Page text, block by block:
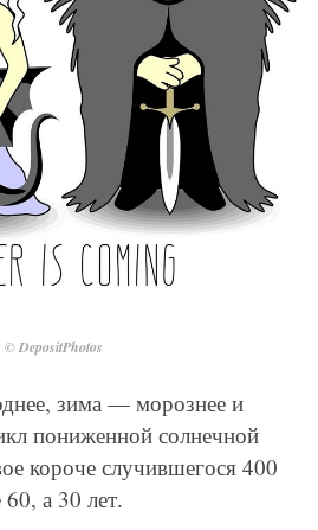
© DepositPhotos
зима — морознее и
пониженной солнечной
короче случившегося 400
60, а 30 лет.